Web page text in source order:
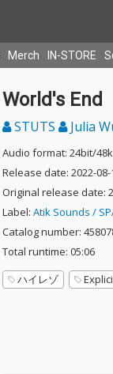
Merch IN-STORE
World's End
STUTS Julia
Audio format: 24bit/
Release date: 2022-08-
Original release date:
Label: Atik Sounds /
Catalog number:
Total runtime: 05:06
ハイレゾ